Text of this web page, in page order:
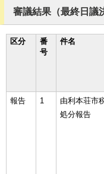
審議結果（最終日議
区分
番
号
件名
報告
1
由利本荘市
処分報告